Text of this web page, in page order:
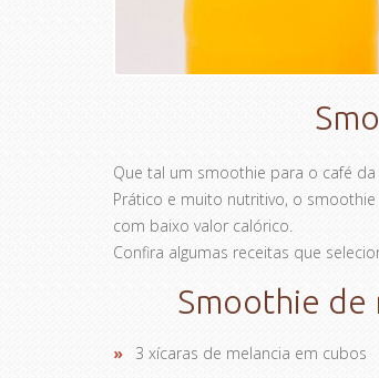
Que tal um smoothie para o café da
Prático e muito nutritivo, o
com baixo valor calórico.
Confira algumas receitas que
Smoothie de
3 xícaras de melancia em cubos